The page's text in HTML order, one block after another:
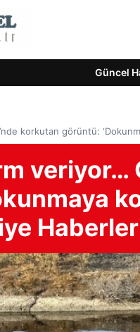
Güncel
korkutan görüntü:
veriyor…